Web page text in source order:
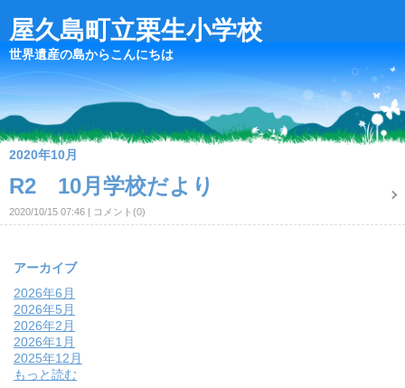
屋久島町立栗生小学校
世界遺産の島からこんにちは
2020年10月
R2 10月学校だより
2020/10/15 07:46 コメント(0)
アーカイブ
2026年6月
2026年5月
2026年2月
2026年1月
2025年12月
もっと読む